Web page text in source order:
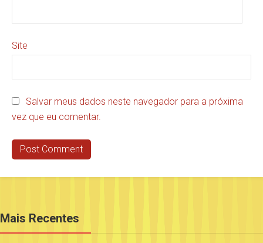
Site
Salvar meus dados neste navegador para a próxima
vez que eu comentar.
Mais Recentes